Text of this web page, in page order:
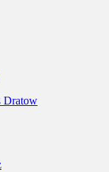
Dratow